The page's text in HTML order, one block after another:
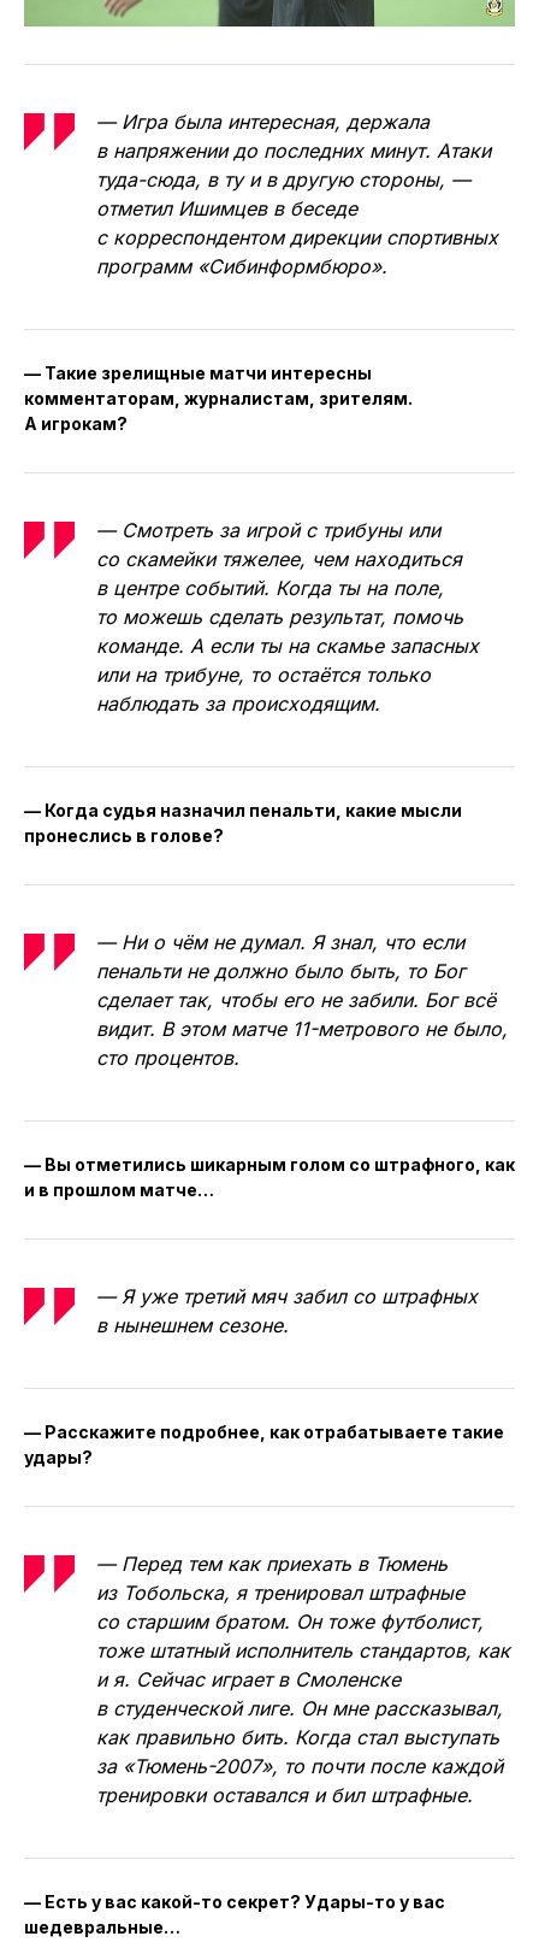
— Игра была интересная, держала
в напряжении до последних минут. Атаки
туда-сюда, в ту и в другую стороны, —
отметил Ишимцев в беседе
с корреспондентом дирекции спортивных
программ «Сибинформбюро».
— Такие зрелищные матчи интересны
комментаторам, журналистам, зрителям.
А игрокам?
— Смотреть за игрой с трибуны или
со скамейки тяжелее, чем находиться
в центре событий. Когда ты на поле,
то можешь сделать результат, помочь
команде. А если ты на скамье запасных
или на трибуне, то остаётся только
наблюдать за происходящим.
— Когда судья назначил пенальти, какие мысли
пронеслись в голове?
— Ни о чём не думал. Я знал, что если
пенальти не должно было быть, то Бог
сделает так, чтобы его не забили. Бог всё
видит. В этом матче 11-метрового не было,
сто процентов.
— Вы отметились шикарным голом со штрафного, как
и в прошлом матче…
— Я уже третий мяч забил со штрафных
в нынешнем сезоне.
— Расскажите подробнее, как отрабатываете такие
удары?
— Перед тем как приехать в Тюмень
из Тобольска, я тренировал штрафные
со старшим братом. Он тоже футболист,
тоже штатный исполнитель стандартов, как
и я. Сейчас играет в Смоленске
в студенческой лиге. Он мне рассказывал,
как правильно бить. Когда стал выступать
за «Тюмень-2007», то почти после каждой
тренировки оставался и бил штрафные.
— Есть у вас какой-то секрет? Удары-то у вас
шедевральные…